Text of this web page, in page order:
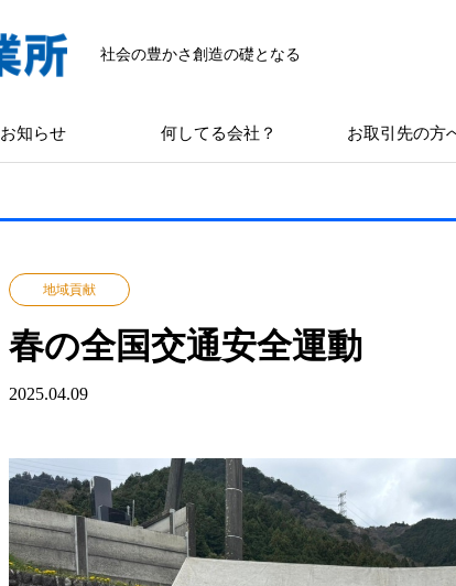
社会の豊かさ創造の礎となる
お知らせ 何してる会社？ お取引先の方
地域貢献
春の全国交通安全運動
2025.04.09